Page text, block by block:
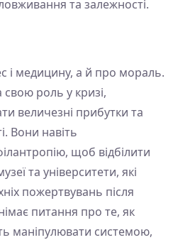
та залежності.
і медицину, а й про мораль.
роль у кризі,
величезні прибутки та
Вони навіть
щоб відбілити
та університети, які
пожертвувань після
питання про те, як
маніпулювати системою,